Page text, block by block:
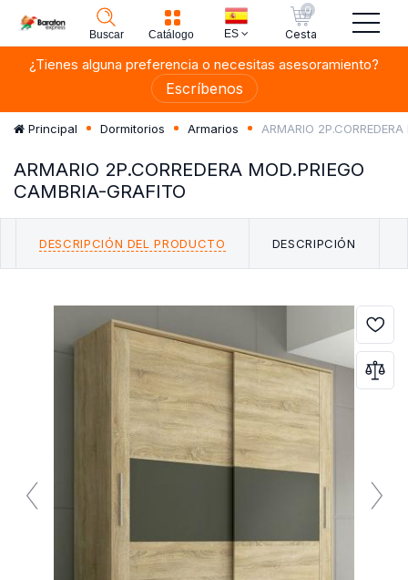
Buscar Catálogo ES
0
Cesta
¿Tienes alguna preferencia o necesitas asesoramiento?
Escríbenos
Principal Dormitorios Armarios ARMARIO
ARMARIO 2P.CORREDERA MOD.PRIEGO
CAMBRIA-GRAFITO
DESCRIPCIÓN DEL PRODUCTO DESCRIPCIÓN